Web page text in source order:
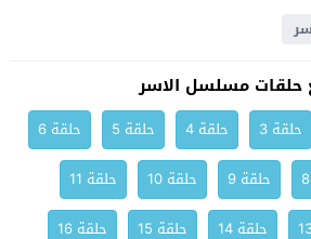
حلقات مسلسل الاسر
حلقة 3 حلقة 4 حلقة 5
حلقة 6
حلقة 9 حلقة 10
حلقة 11
حلقة 14 حلقة 15
حلقة 16